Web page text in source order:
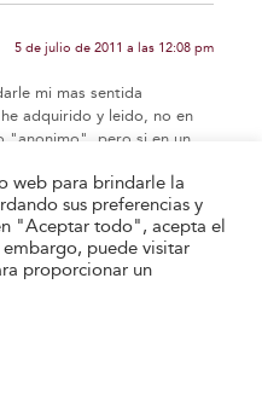
5 de julio de 2011 a las 12:08 pm
mi mas sentida
adquirido y leido, no en
"anonimo", pero si en un
las MENTIRAS
mas que eso, MENTIRAS.
propia experiencia en la
que, un MANUAL, que
libro, no puede tener una
ya que debe ser
tener una letura agil.
y que ayudan
web para brindarle la
sus preferencias y
"Aceptar todo", acepta el
puede visitar
proporcionar un